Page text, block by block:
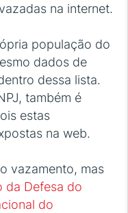
na internet.
população do
dados de
dessa lista.
também é
estas
na web.
vazamento, mas
da Defesa do
do